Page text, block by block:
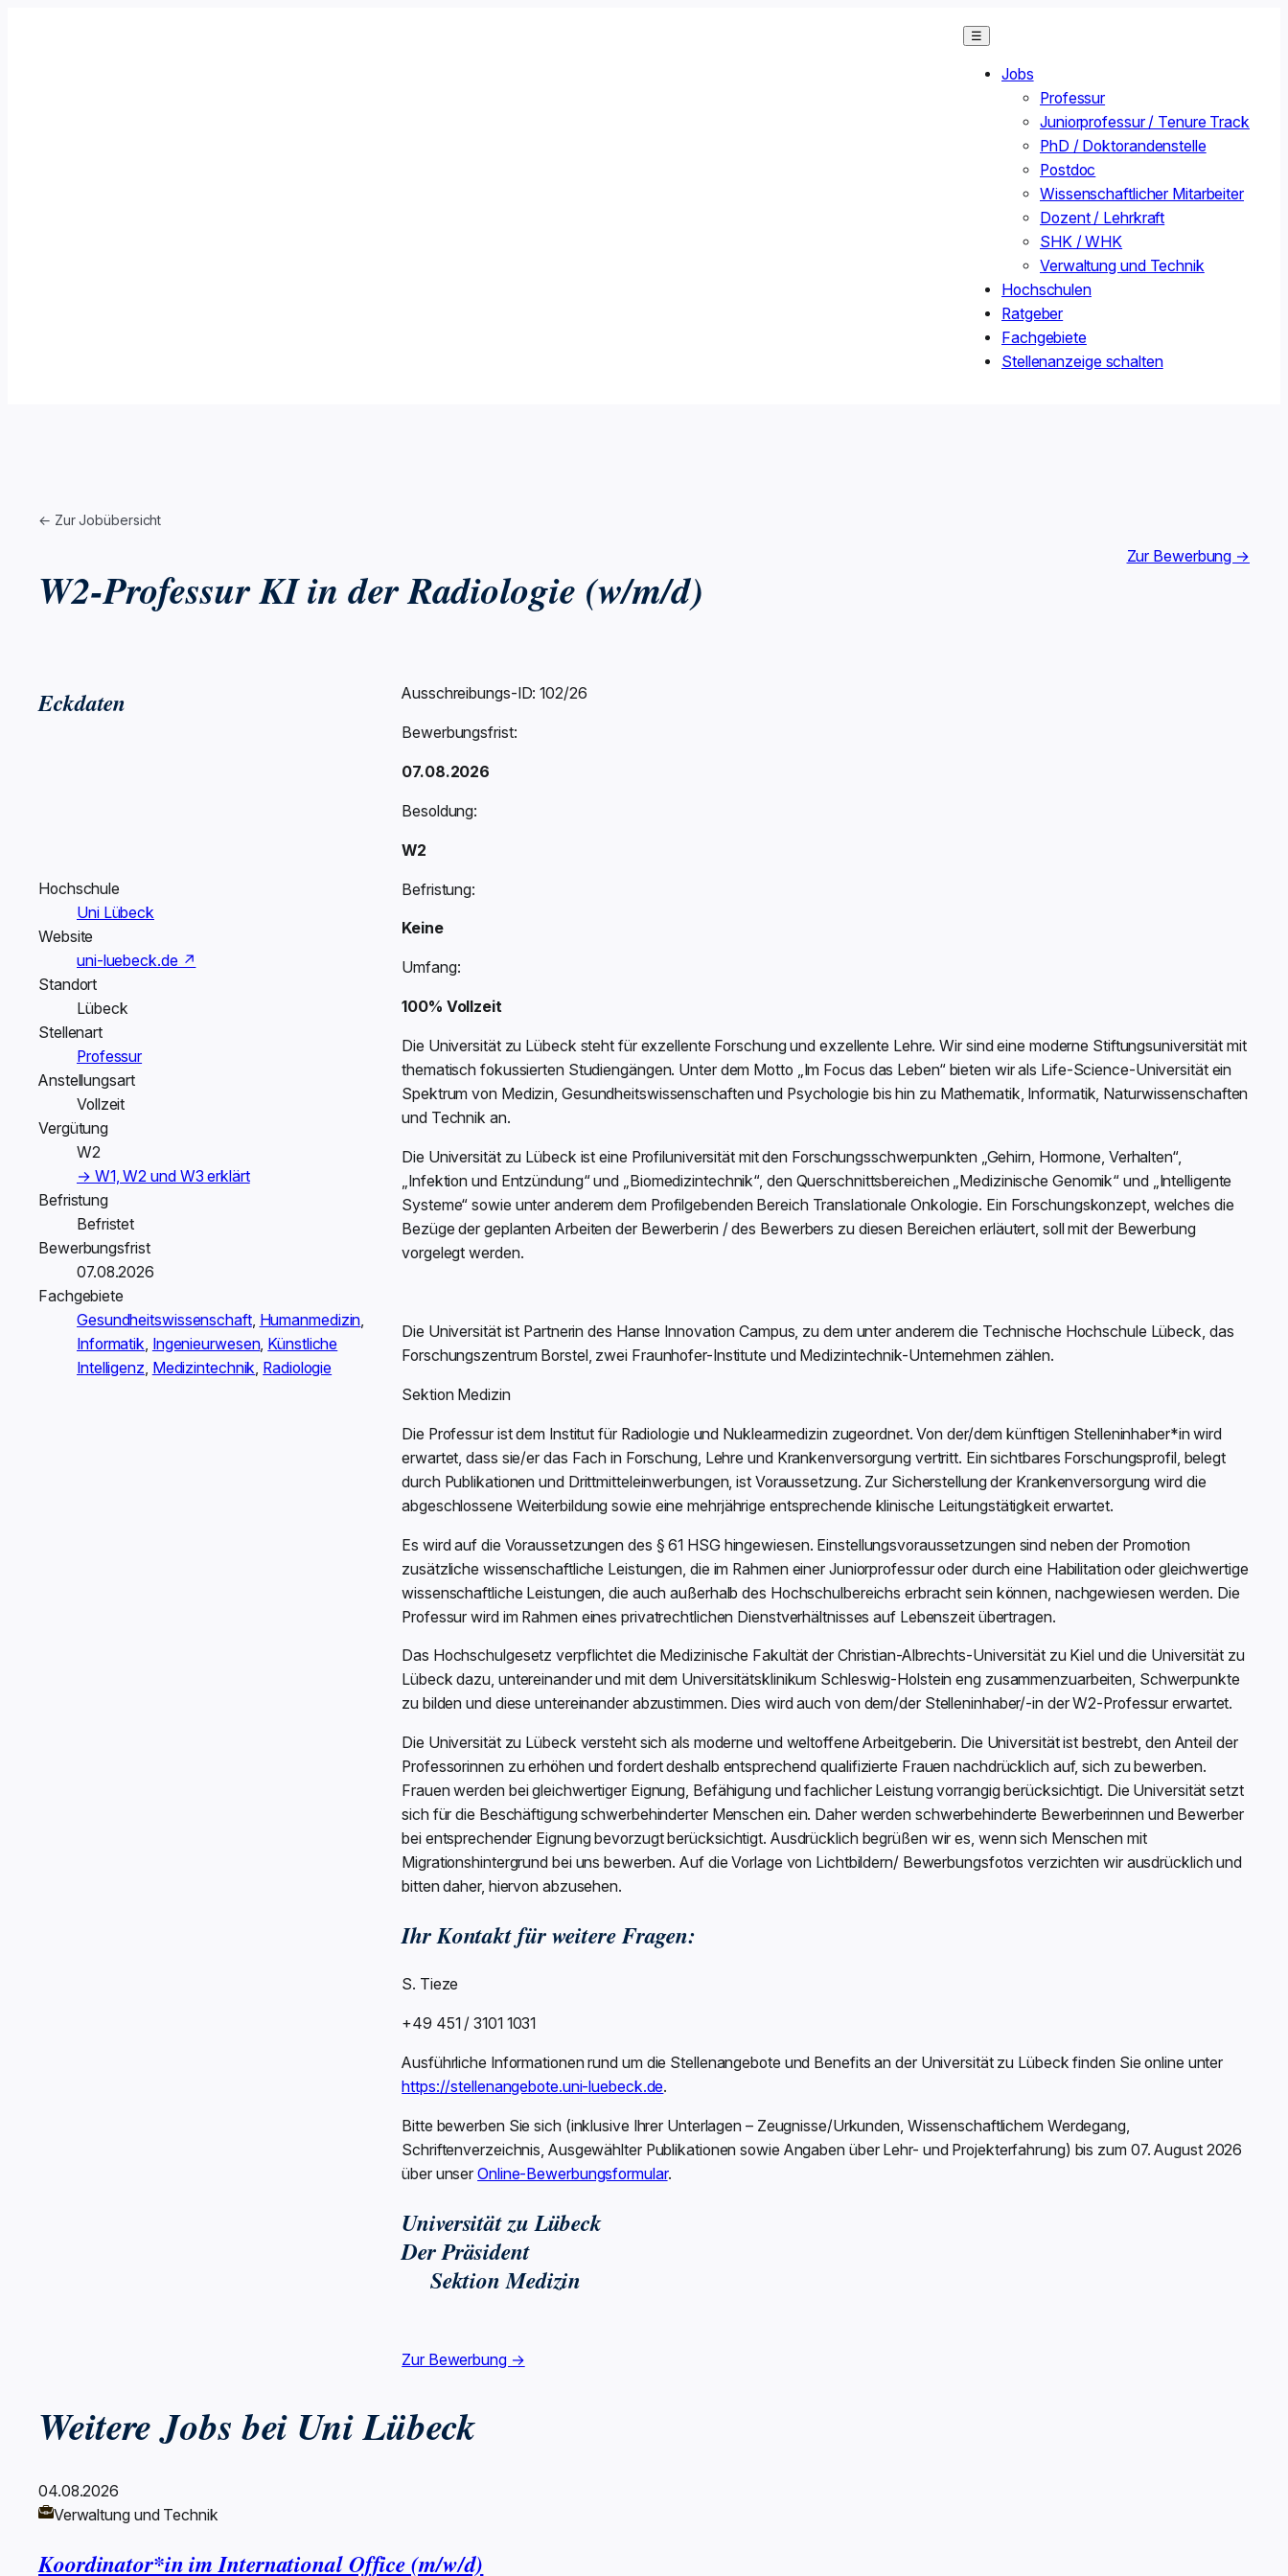
☰
Jobs
Professur
Juniorprofessur / Tenure Track
PhD / Doktorandenstelle
Postdoc
Wissenschaftlicher Mitarbeiter
Dozent / Lehrkraft
SHK / WHK
Verwaltung und Technik
Hochschulen
Ratgeber
Fachgebiete
Stellenanzeige schalten
← Zur Jobübersicht
W2-Professur KI in der Radiologie (w/m/d)
Zur Bewerbung →
Eckdaten
Hochschule
Uni Lübeck
Website
uni-luebeck.de ↗
Standort
Lübeck
Stellenart
Professur
Anstellungsart
Vollzeit
Vergütung
W2
→ W1, W2 und W3 erklärt
Befristung
Befristet
Bewerbungsfrist
07.08.2026
Fachgebiete
Gesundheitswissenschaft, Humanmedizin,
Informatik, Ingenieurwesen, Künstliche
Intelligenz, Medizintechnik, Radiologie
Ausschreibungs-ID: 102/26
Bewerbungsfrist:
07.08.2026
Besoldung:
W2
Befristung:
Keine
Umfang:
100% Vollzeit
Die Universität zu Lübeck steht für exzellente Forschung und exzellente Lehre. Wir sind eine moderne Stiftungsuniversität mit
thematisch fokussierten Studiengängen. Unter dem Motto „Im Focus das Leben“ bieten wir als Life-Science-Universität ein
Spektrum von Medizin, Gesundheitswissenschaften und Psychologie bis hin zu Mathematik, Informatik, Naturwissenschaften
und Technik an.
Die Universität zu Lübeck ist eine Profiluniversität mit den Forschungsschwerpunkten „Gehirn, Hormone, Verhalten“,
„Infektion und Entzündung“ und „Biomedizintechnik“, den Querschnittsbereichen „Medizinische Genomik“ und „Intelligente
Systeme“ sowie unter anderem dem Profilgebenden Bereich Translationale Onkologie. Ein Forschungskonzept, welches die
Bezüge der geplanten Arbeiten der Bewerberin / des Bewerbers zu diesen Bereichen erläutert, soll mit der Bewerbung
vorgelegt werden.
Die Universität ist Partnerin des Hanse Innovation Campus, zu dem unter anderem die Technische Hochschule Lübeck, das
Forschungszentrum Borstel, zwei Fraunhofer-Institute und Medizintechnik-Unternehmen zählen.
Sektion Medizin
Die Professur ist dem Institut für Radiologie und Nuklearmedizin zugeordnet. Von der/dem künftigen Stelleninhaber*in wird
erwartet, dass sie/er das Fach in Forschung, Lehre und Krankenversorgung vertritt. Ein sichtbares Forschungsprofil, belegt
durch Publikationen und Drittmitteleinwerbungen, ist Voraussetzung. Zur Sicherstellung der Krankenversorgung wird die
abgeschlossene Weiterbildung sowie eine mehrjährige entsprechende klinische Leitungstätigkeit erwartet.
Es wird auf die Voraussetzungen des § 61 HSG hingewiesen. Einstellungsvoraussetzungen sind neben der Promotion
zusätzliche wissenschaftliche Leistungen, die im Rahmen einer Juniorprofessur oder durch eine Habilitation oder gleichwertige
wissenschaftliche Leistungen, die auch außerhalb des Hochschulbereichs erbracht sein können, nachgewiesen werden. Die
Professur wird im Rahmen eines privatrechtlichen Dienstverhältnisses auf Lebenszeit übertragen.
Das Hochschulgesetz verpflichtet die Medizinische Fakultät der Christian-Albrechts-Universität zu Kiel und die Universität zu
Lübeck dazu, untereinander und mit dem Universitätsklinikum Schleswig-Holstein eng zusammenzuarbeiten, Schwerpunkte
zu bilden und diese untereinander abzustimmen. Dies wird auch von dem/der Stelleninhaber/-in der W2-Professur erwartet.
Die Universität zu Lübeck versteht sich als moderne und weltoffene Arbeitgeberin. Die Universität ist bestrebt, den Anteil der
Professorinnen zu erhöhen und fordert deshalb entsprechend qualifizierte Frauen nachdrücklich auf, sich zu bewerben.
Frauen werden bei gleichwertiger Eignung, Befähigung und fachlicher Leistung vorrangig berücksichtigt. Die Universität setzt
sich für die Beschäftigung schwerbehinderter Menschen ein. Daher werden schwerbehinderte Bewerberinnen und Bewerber
bei entsprechender Eignung bevorzugt berücksichtigt. Ausdrücklich begrüßen wir es, wenn sich Menschen mit
Migrationshintergrund bei uns bewerben. Auf die Vorlage von Lichtbildern/ Bewerbungsfotos verzichten wir ausdrücklich und
bitten daher, hiervon abzusehen.
Ihr Kontakt für weitere Fragen:
S. Tieze
+49 451 / 3101 1031
Ausführliche Informationen rund um die Stellenangebote und Benefits an der Universität zu Lübeck finden Sie online unter
https://stellenangebote.uni-luebeck.de.
Bitte bewerben Sie sich (inklusive Ihrer Unterlagen – Zeugnisse/Urkunden, Wissenschaftlichem Werdegang,
Schriftenverzeichnis, Ausgewählter Publikationen sowie Angaben über Lehr- und Projekterfahrung) bis zum 07. August 2026
über unserOnline-Bewerbungsformular.
Universität zu Lübeck
Der Präsident
Sektion Medizin
Zur Bewerbung →
Weitere Jobs bei Uni Lübeck
04.08.2026
Verwaltung und Technik
Koordinator*in im International Office (m/w/d)